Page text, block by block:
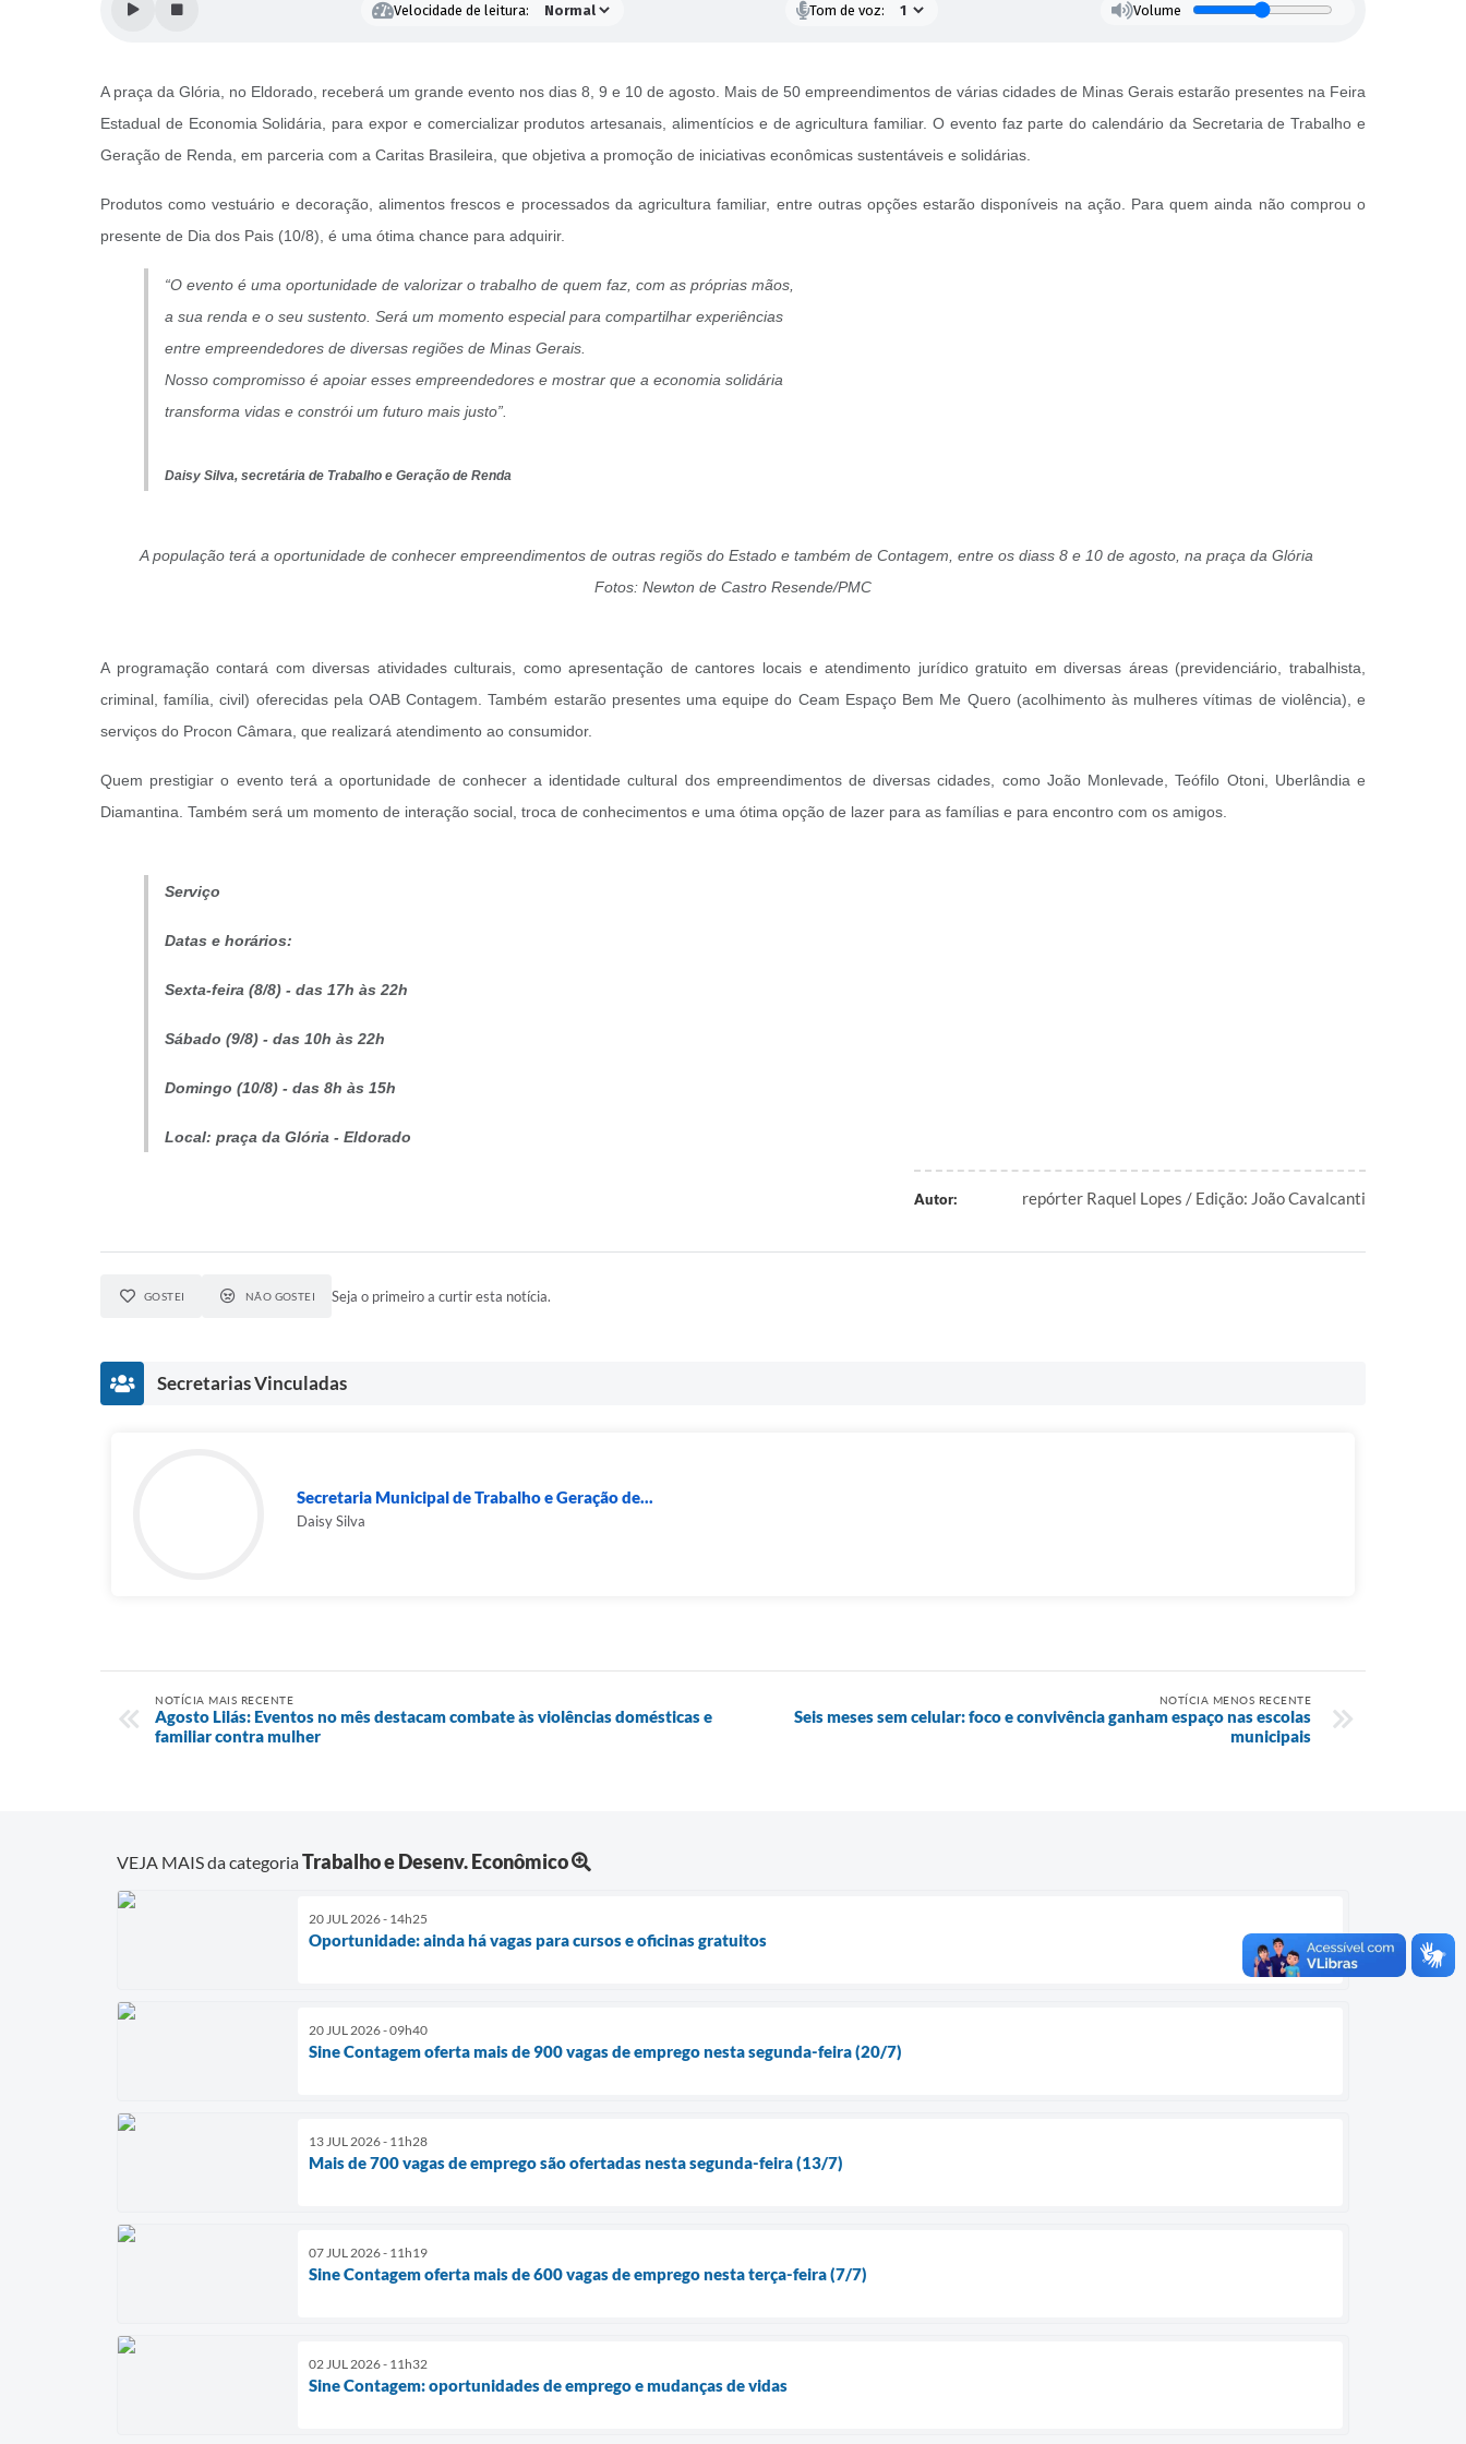
Velocidade de leitura: Tom de voz: Volume
A praça da Glória, no Eldorado, receberá um grande evento nos dias 8, 9 e 10 de agosto. Mais de 50 empreendimentos de várias cidades de Minas Gerais estarão presentes na Feira
Estadual de Economia Solidária, para expor e comercializar produtos artesanais, alimentícios e de agricultura familiar. O evento faz parte do calendário da Secretaria de Trabalho e
Geração de Renda, em parceria com a Caritas Brasileira, que objetiva a promoção de iniciativas econômicas sustentáveis e solidárias.
Produtos como vestuário e decoração, alimentos frescos e processados da agricultura familiar, entre outras opções estarão disponíveis na ação. Para quem ainda não comprou o
presente de Dia dos Pais (10/8), é uma ótima chance para adquirir.
“O evento é uma oportunidade de valorizar o trabalho de quem faz, com as próprias mãos,
a sua renda e o seu sustento. Será um momento especial para compartilhar experiências
entre empreendedores de diversas regiões de Minas Gerais.
Nosso compromisso é apoiar esses empreendedores e mostrar que a economia solidária
transforma vidas e constrói um futuro mais justo”.
Daisy Silva, secretária de Trabalho e Geração de Renda
A população terá a oportunidade de conhecer empreendimentos de outras regiõs do Estado e também de Contagem, entre os diass 8 e 10 de agosto, na praça da Glória
Fotos: Newton de Castro Resende/PMC
A programação contará com diversas atividades culturais, como apresentação de cantores locais e atendimento jurídico gratuito em diversas áreas (previdenciário, trabalhista,
criminal, família, civil) oferecidas pela OAB Contagem. Também estarão presentes uma equipe do Ceam Espaço Bem Me Quero (acolhimento às mulheres vítimas de violência), e
serviços do Procon Câmara, que realizará atendimento ao consumidor.
Quem prestigiar o evento terá a oportunidade de conhecer a identidade cultural dos empreendimentos de diversas cidades, como João Monlevade, Teófilo Otoni, Uberlândia e
Diamantina. Também será um momento de interação social, troca de conhecimentos e uma ótima opção de lazer para as famílias e para encontro com os amigos.
Serviço
Datas e horários:
Sexta-feira (8/8) - das 17h às 22h
Sábado (9/8) - das 10h às 22h
Domingo (10/8) - das 8h às 15h
Local: praça da Glória - Eldorado
Autor: repórter Raquel Lopes / Edição: João Cavalcanti
GOSTEI NÃO GOSTEI Seja o primeiro a curtir esta notícia.
Secretarias Vinculadas
Secretaria Municipal de Trabalho e Geração de...
Daisy Silva
NOTÍCIA MAIS RECENTE
Agosto Lilás: Eventos no mês destacam combate às violências domésticas e
familiar contra mulher
NOTÍCIA MENOS RECENTE
Seis meses sem celular: foco e convivência ganham espaço nas escolas
municipais
VEJA MAIS da categoriaTrabalho e Desenv. Econômico
20 JUL 2026 - 14h25
Oportunidade: ainda há vagas para cursos e oficinas gratuitos
20 JUL 2026 - 09h40
Sine Contagem oferta mais de 900 vagas de emprego nesta segunda-feira (20/7)
13 JUL 2026 - 11h28
Mais de 700 vagas de emprego são ofertadas nesta segunda-feira (13/7)
07 JUL 2026 - 11h19
Sine Contagem oferta mais de 600 vagas de emprego nesta terça-feira (7/7)
02 JUL 2026 - 11h32
Sine Contagem: oportunidades de emprego e mudanças de vidas